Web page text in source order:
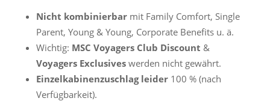
Nicht kombinierbarmit Family Comfort, Single
Parent, Young & Young, Corporate Benefits u. ä.
Wichtig: MSC Voyagers Club Discount &
Voyagers Exclusiveswerden nicht gewährt.
Einzelkabinenzuschlag leider100 % (nach
Verfügbarkeit).